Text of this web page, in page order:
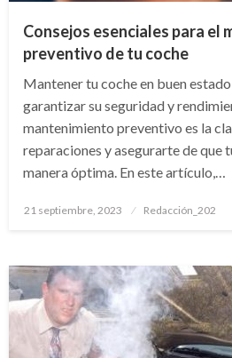
Consejos esenciales para el
preventivo de tu coche
Mantener tu coche en buen
garantizar su seguridad y
mantenimiento preventivo es la
reparaciones y asegurarte de que
manera óptima. En este artículo,…
Publicado
21 septiembre, 2023 Redacción_202